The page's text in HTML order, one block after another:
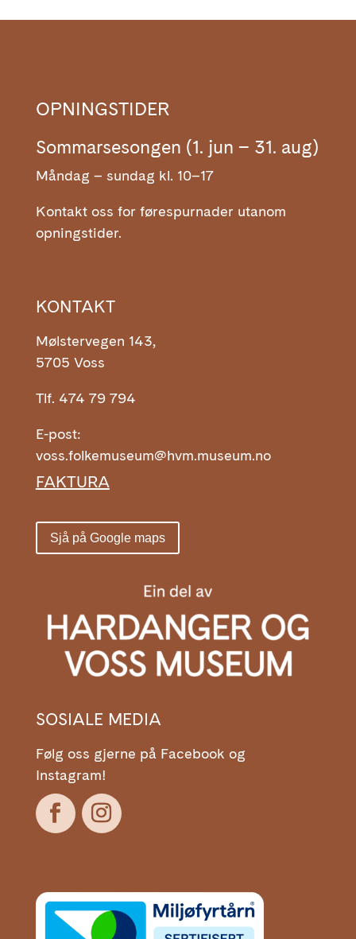
OPNINGSTIDER
Sommarsesongen (1. jun – 31. aug)
Måndag – sundag kl. 10–17
Kontakt oss for førespurnader utanom
opningstider.
KONTAKT
Mølstervegen 143,
5705 Voss
Tlf. 474 79 794
E-post:
voss.folkemuseum@hvm.museum.no
FAKTURA
Sjå på Google maps
SOSIALE MEDIA
Følg oss gjerne på Facebook og
Instagram!